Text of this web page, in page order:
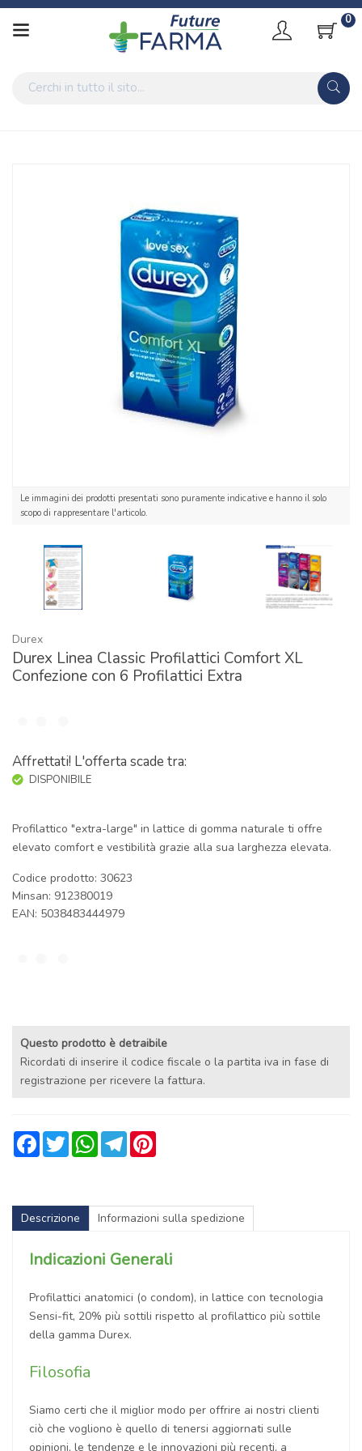
0
Le immagini dei prodotti presentati sono puramente indicative e hanno il solo
scopo di rappresentare l'articolo.
Durex
Durex Linea Classic Profilattici Comfort XL
Confezione con 6 Profilattici Extra
Affrettati! L'offerta scade tra:
DISPONIBILE
Profilattico "extra-large" in lattice di gomma naturale ti offre
elevato comfort e vestibilità grazie alla sua larghezza elevata.
Codice prodotto: 30623
Minsan: 912380019
EAN: 5038483444979
Questo prodotto è detraibile
Ricordati di inserire il codice fiscale o la partita iva in fase di
registrazione per ricevere la fattura.
FacebookTwitter WhatsApp
Telegram
Descrizione Informazioni sulla spedizione
Indicazioni Generali
Profilattici anatomici (o condom), in lattice con tecnologia
Sensi-fit, 20% più sottili rispetto al profilattico più sottile
della gamma Durex.
Filosofia
Siamo certi che il miglior modo per offrire ai nostri clienti
ciò che vogliono è quello di tenersi aggiornati sulle
opinioni, le tendenze e le innovazioni più recenti, a